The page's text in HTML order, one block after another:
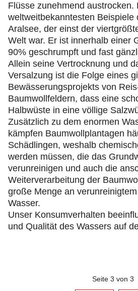
Flüsse zunehmend austrocken.
weltweitbekanntesten Beispiele
Aralsee, der einst der
Welt war. Er ist innerhalb einer
90% geschrumpft und fast
Allein seine Vertrocknung und
Versalzung ist die Folge eines
Bewässerungsprojekts von
Baumwollfeldern, dass eine
Halbwüste in eine völlige
Zusätzlich zu dem enormen
kämpfen Baumwollplantagen
Schädlingen, weshalb
werden müssen, die das
verunreinigen und auch die
Weiterverarbeitung der
große Menge an
Wasser.
Unser Konsumverhalten
und Qualität des Wassers auf
Seite 3 von 3